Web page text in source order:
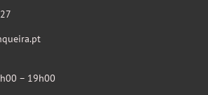
– 19h00